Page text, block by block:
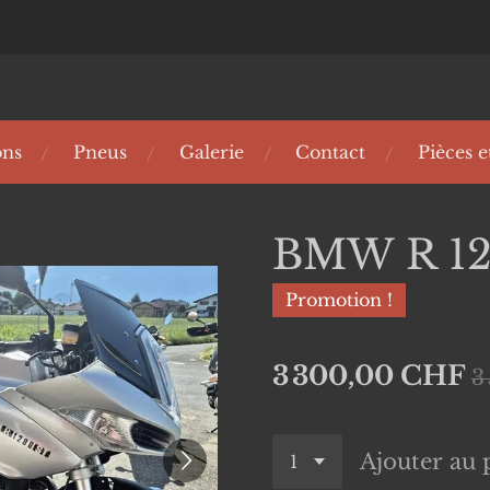
Pneus Galerie Contact Pièces
BMW R
Promotion !
3 300,00 CHF 3
Ajouter au